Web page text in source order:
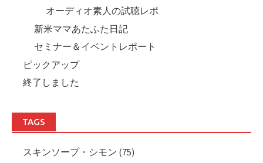
オーディオ素人の試聴レポ
新米ママあたふた日記
セミナー＆イベントレポート
ピックアップ
終了しました
TAGS
スキンソープ・シモン (75)